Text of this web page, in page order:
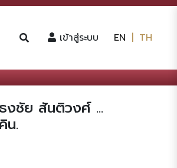
เข้าสู่ระบบ (current)
EN | TH
งชัย สันติวงศ์ ...
น.